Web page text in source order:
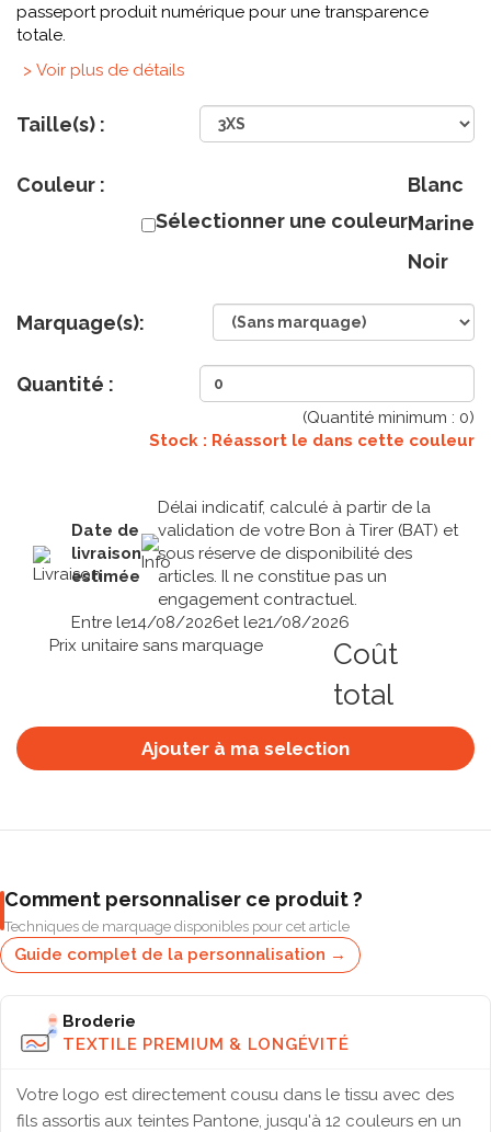
passeport produit numérique pour une transparence
totale.
> Voir plus de détails
Taille(s) :
Couleur :
Sélectionner une couleur
Blanc
Marine
Noir
Marquage(s):
Quantité :
(Quantité minimum : 0)
Stock : Réassort le dans cette couleur
Date de
livraison
estimée
Délai indicatif, calculé à partir de la
validation de votre Bon à Tirer (BAT) et
sous réserve de disponibilité des
articles. Il ne constitue pas un
engagement contractuel.
Entre le14/08/2026et le21/08/2026
Prix unitaire sans marquage
Coût
total
Ajouter à ma selection
Comment personnaliser ce produit ?
Techniques de marquage disponibles pour cet article
Guide complet de la personnalisation →
Broderie
TEXTILE PREMIUM & LONGÉVITÉ
Votre logo est directement cousu dans le tissu avec des
fils assortis aux teintes Pantone, jusqu'à 12 couleurs en un